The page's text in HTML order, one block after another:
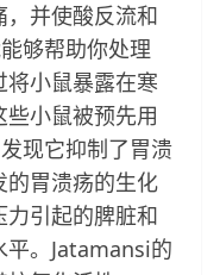
并使酸反流和
够帮助你处理
小鼠暴露在寒
小鼠被预先用
现它抑制了胃溃
的胃溃疡的生化
引起的脾脏和
平。Jatamansi的